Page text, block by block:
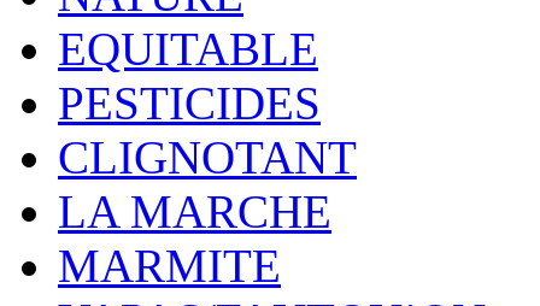
EQUITABLE
PESTICIDES
CLIGNOTANT
LA MARCHE
MARMITE